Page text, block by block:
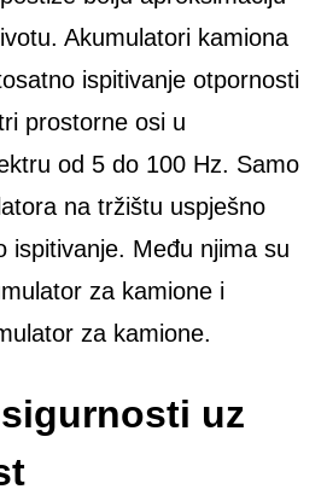
Akumulatori kamiona
ispitivanje otpornosti
prostorne osi u
od 5 do 100 Hz. Samo
na tržištu uspješno
ispitivanje. Među njima su
za kamione i
za kamione.
uz